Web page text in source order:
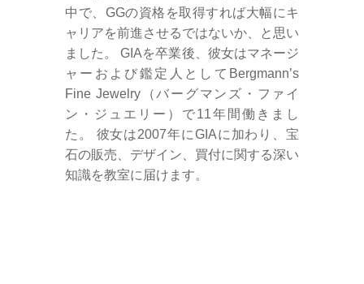
中で、GGの資格を取得すれば大幅にキ
ャリアを前進させるではないか、と思い
ました。 GIAを卒業後、彼女はマネージ
ャーおよび鑑定人としてBergmann’s
Fine Jewelry（バーグマンズ・ファイ
ン・ジュエリー）で11年間働きまし
た。 彼女は2007年にGIAに加わり、宝
石の販売、デザイン、買付に関する深い
知識を教室に届けます。